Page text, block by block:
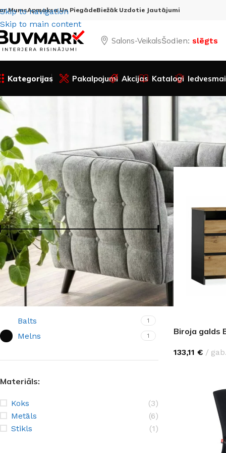
Skip to navigation
Skip to main content
MumsApmaksa Un PiegādeBiežāk Uzdotie Jautājumi
Salons-VeikalsŠodien: slēgts
Kategorijas Pakalpojumi Akcijas Katalogi Iedvesmai
Preces statuss:
Akcijas preces
Cena:
FILTRS
Cena:80 €—1920 €
Balts 1
Melns 1
Materiāls:
Koks
(3)
Metāls
(6)
Stikls
(1)
Sākums
Biroja galds
133,11 € gab.